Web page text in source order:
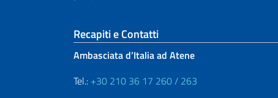
Sezione footer
Recapiti e Contatti
Ambasciata d’Italia ad Atene
Tel.: +30 210 36 17 260 / 263